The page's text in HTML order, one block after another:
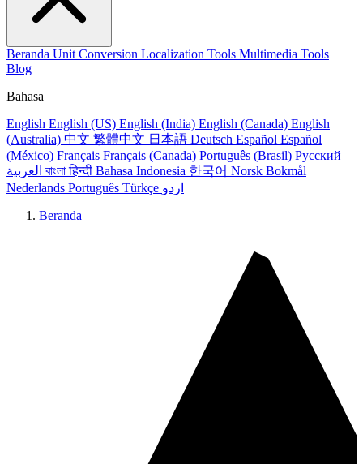
Beranda Unit Conversion Localization Tools Multimedia Tools
Blog
Bahasa
English English (US) English (India) English (Canada) English
(Australia) 中文 繁體中文 日本語 Deutsch Español Español
(México) Français Français (Canada) Português (Brasil) Русский
বাংলাहिन्दी Bahasa Indonesia 한국어 Norsk Bokmål
Nederlands Português Türkçe اردو
Beranda